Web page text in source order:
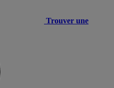
Trouver une